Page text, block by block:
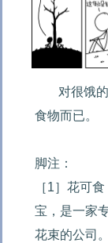
对很饿
食物而已。
脚注：
［1］花可
宝，是一家
花束的公司。